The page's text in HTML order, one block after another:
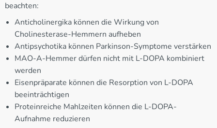
beachten:
Anticholinergika können die Wirkung von
Cholinesterase-Hemmern aufheben
Antipsychotika können Parkinson-Symptome verstärken
MAO-A-Hemmer dürfen nicht mit L-DOPA kombiniert
werden
Eisenpräparate können die Resorption von L-DOPA
beeinträchtigen
Proteinreiche Mahlzeiten können die L-DOPA-
Aufnahme reduzieren